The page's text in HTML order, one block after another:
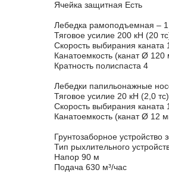
Ячейка защитная Есть
Лебедка рамоподъемная – 1
Тяговое усилие 200 кН (20
Скорость выбирания каната
Канатоемкость (канат Ø
Кратность полиспаста 4
Лебедки папильонажные
Тяговое усилие 20 кН (2,0 тс)
Скорость выбирания каната
Канатоемкость (канат Ø 12
Грунтозаборное устройство
Тип рыхлительного
Напор 90 м
Подача 630 м³/час